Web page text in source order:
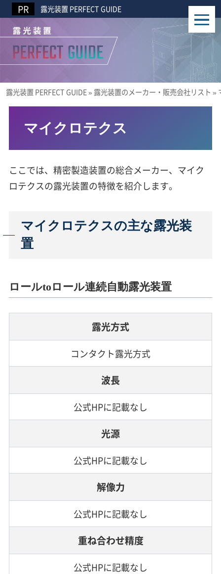
露光装置 PERFECT GUIDE
露光装置 PERFECT GUIDE» 露光装置のメーカー・販売会社リスト »
マイクロテクス
ここでは、精密製造装置の総合メーカー、マイク
ロテクスの露光装置の特徴を紹介します。
マイクロテクスの主な露光装
置
ロールtoロール連続自動露光装置
露光方式
コンタクト露光方式
波長
公式HPに記載なし
光源
公式HPに記載なし
解像力
公式HPに記載なし
重ね合わせ精度
公式HPに記載なし